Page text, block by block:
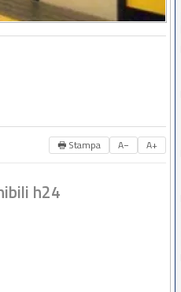
🖶 Stampa A− A+
h24